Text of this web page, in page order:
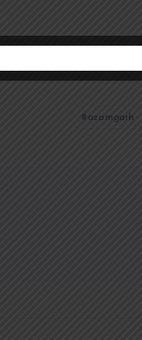
azamgarh